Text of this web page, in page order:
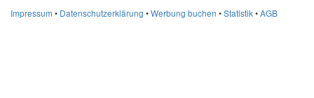
Impressum • Datenschutzerklärung •Werbung buchen •Statistik•AGB